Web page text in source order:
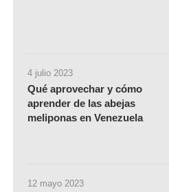
4 julio 2023
Qué aprovechar y cómo
aprender de las abejas
meliponas en Venezuela
12 mayo 2023